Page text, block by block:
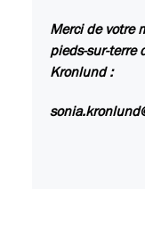
Merci de votre
pieds-sur-terre
Kronlund :